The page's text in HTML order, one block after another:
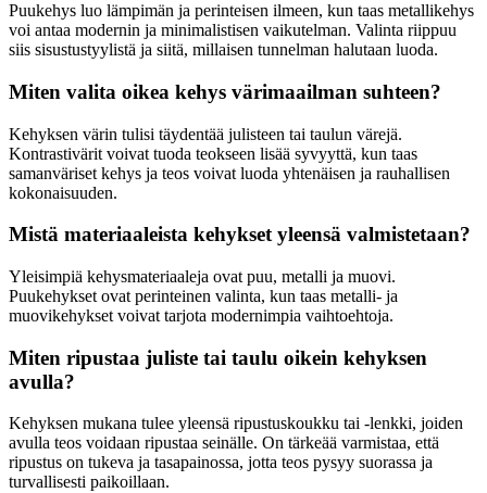
Puukehys luo lämpimän ja perinteisen ilmeen, kun taas metallikehys
voi antaa modernin ja minimalistisen vaikutelman. Valinta riippuu
siis sisustustyylistä ja siitä, millaisen tunnelman halutaan luoda.
Miten valita oikea kehys värimaailman suhteen?
Kehyksen värin tulisi täydentää julisteen tai taulun värejä.
Kontrastivärit voivat tuoda teokseen lisää syvyyttä, kun taas
samanväriset kehys ja teos voivat luoda yhtenäisen ja rauhallisen
kokonaisuuden.
Mistä materiaaleista kehykset yleensä valmistetaan?
Yleisimpiä kehysmateriaaleja ovat puu, metalli ja muovi.
Puukehykset ovat perinteinen valinta, kun taas metalli- ja
muovikehykset voivat tarjota modernimpia vaihtoehtoja.
Miten ripustaa juliste tai taulu oikein kehyksen
avulla?
Kehyksen mukana tulee yleensä ripustuskoukku tai -lenkki, joiden
avulla teos voidaan ripustaa seinälle. On tärkeää varmistaa, että
ripustus on tukeva ja tasapainossa, jotta teos pysyy suorassa ja
turvallisesti paikoillaan.